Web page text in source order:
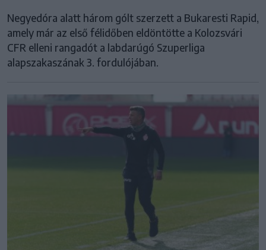
Negyedóra alatt három gólt szerzett a Bukaresti Rapid,
amely már az első félidőben eldöntötte a Kolozsvári
CFR elleni rangadót a labdarúgó Szuperliga
alapszakaszának 3. fordulójában.